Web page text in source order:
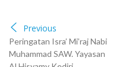
Previous
Peringatan Isra’ Mi’raj Nabi
Muhammad SAW. Yayasan